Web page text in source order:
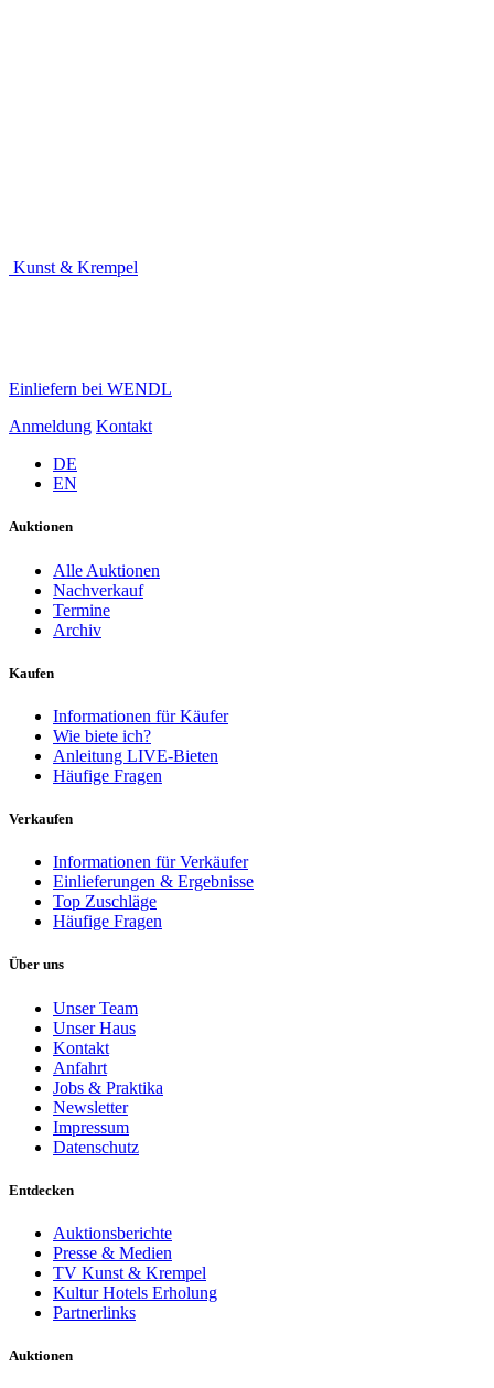
Kunst & Krempel
Einliefern bei WENDL
Anmeldung Kontakt
DE
EN
Auktionen
Alle Auktionen
Nachverkauf
Termine
Archiv
Kaufen
Informationen für Käufer
Wie biete ich?
Anleitung LIVE-Bieten
Häufige Fragen
Verkaufen
Informationen für Verkäufer
Einlieferungen & Ergebnisse
Top Zuschläge
Häufige Fragen
Über uns
Unser Team
Unser Haus
Kontakt
Anfahrt
Jobs & Praktika
Newsletter
Impressum
Datenschutz
Entdecken
Auktionsberichte
Presse & Medien
TV Kunst & Krempel
Kultur Hotels Erholung
Partnerlinks
Auktionen